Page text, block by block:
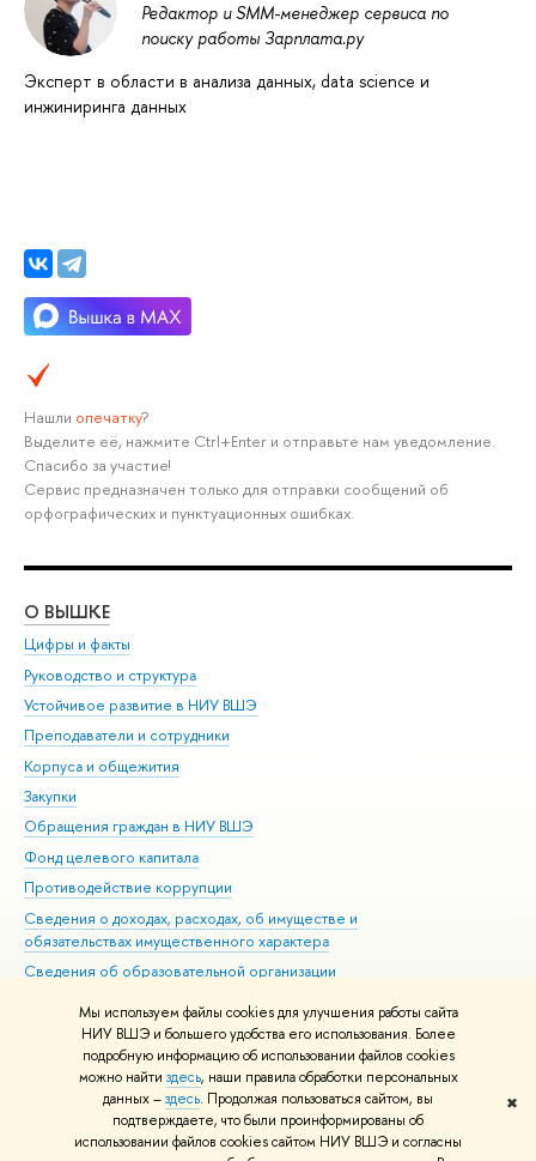
Мы используем файлы cookies для улучшения работы сайта
НИУ ВШЭ и большего удобства его использования. Более
подробную информацию об использовании файлов cookies
можно найти здесь, наши правила обработки персональных
данных –здесь. Продолжая пользоваться сайтом, вы
подтверждаете, что были проинформированы об
использовании файлов cookies сайтом НИУ ВШЭ и согласны
✖
Редактор и SMM-менеджер сервиса по
поиску работы Зарплата.ру
Эксперт в области в анализа данных, data science и
инжиниринга данных
Нашли опечатку?
Выделите её, нажмите Ctrl+Enter и отправьте нам уведомление.
Спасибо за участие!
Сервис предназначен только для отправки сообщений об
орфографических и пунктуационных ошибках.
О ВЫШКЕ
Цифры и факты
Руководство и структура
Устойчивое развитие в НИУ ВШЭ
Преподаватели и сотрудники
Корпуса и общежития
Закупки
Обращения граждан в НИУ ВШЭ
Фонд целевого капитала
Противодействие коррупции
Сведения о доходах, расходах, об имуществе и
обязательствах имущественного характера
Сведения об образовательной организации
Людям с ограниченными возможностями здоровья
Единая платежная страница
Работа в Вышке
© НИУ ВШЭ 1993–2026 Адреса и контакты Условия использования